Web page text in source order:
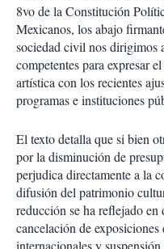
8vo de la Constitución
Mexicanos, los abajo
sociedad civil nos dirigimos
competentes para expresar
artística con los recientes
programas e instituciones
El texto detalla que si bien
por la disminución de
perjudica directamente a la
difusión del patrimonio
reducción se ha reflejado en
cancelación de exposiciones